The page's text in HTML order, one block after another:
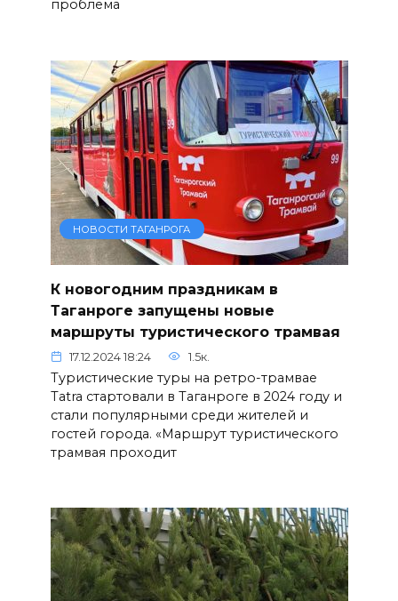
проблема
НОВОСТИ ТАГАНРОГА
К новогодним праздникам в
Таганроге запущены новые
маршруты туристического трамвая
17.12.2024 18:24 1.5к.
Туристические туры на ретро-трамвае
Tatra стартовали в Таганроге в 2024 году и
стали популярными среди жителей и
гостей города. «Маршрут туристического
трамвая проходит